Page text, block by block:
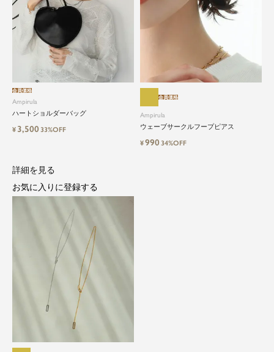
都会的で自由なムードにトレンドを。
手頃な価格で毎日に寄り添う。
Ampirula（アンピルーラ）は、「今」をまとう、洗
練カジュアル。都会的で自由なムードに、トレン
ドをひとさし。毎日に寄り添うリアルクローズを
手に取りやすい価格で。
等身大の自分でいられる心地よさを大切に、アク
ティブな日常も、おしゃれに自分らしく。
Ampirula
ハートショルダーバッグ
会員価格
¥ 3,50033%OFF
Ampirula
ウェーブサークルフープピアス
会員価格
¥99034%OFF
詳細を見る
お気に入りに登録する